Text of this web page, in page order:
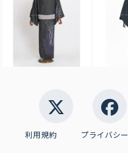
利用規約 プライバシー